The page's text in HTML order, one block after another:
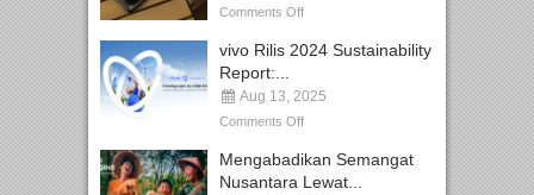
Comments Off
vivo Rilis 2024 Sustainability
Report:...
Aug 13, 2025
Comments Off
Mengabadikan Semangat
Nusantara Lewat...